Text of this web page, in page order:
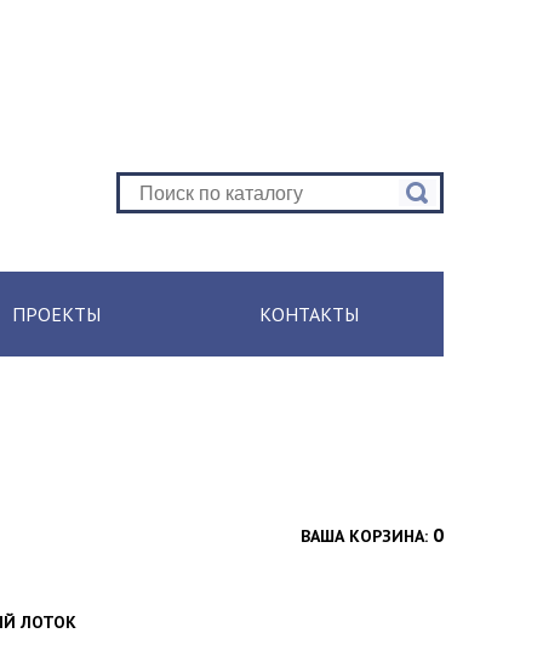
ПРОЕКТЫ КОНТАКТЫ
ВАША КОРЗИНА: 0
ЛОТОК